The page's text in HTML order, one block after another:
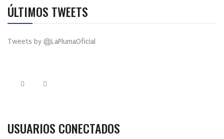
ÚLTIMOS TWEETS
Tweets by @LaPlumaOficial
USUARIOS CONECTADOS